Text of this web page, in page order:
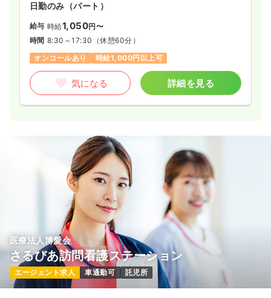
日勤のみ（パート）
給与 時給1,050円〜
時間 8:30～17:30 （休憩60分）
オンコールあり
時給1,000円以上可
気になる 詳細を見る
医療法人博愛会
さるびあ訪問看護ステーション
エージェント求人 車通勤可 託児所